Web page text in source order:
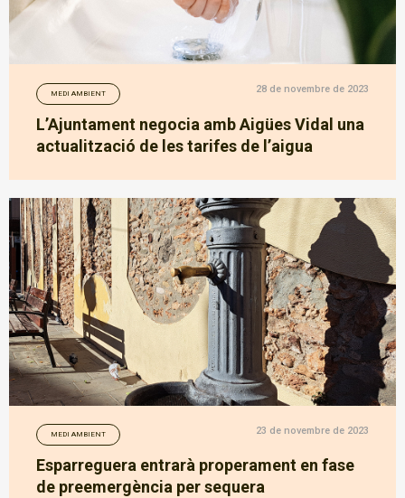
MEDI AMBIENT 28 de novembre de 2023
L’Ajuntament negocia amb Aigües Vidal una
actualització de les tarifes de l’aigua
MEDI AMBIENT 23 de novembre de 2023
Esparreguera entrarà properament en fase
de preemergència per sequera